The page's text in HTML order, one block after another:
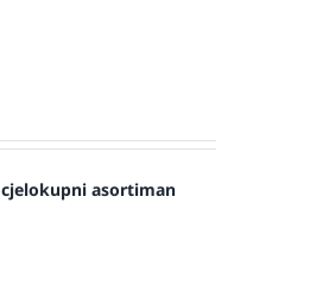
cjelokupni asortiman